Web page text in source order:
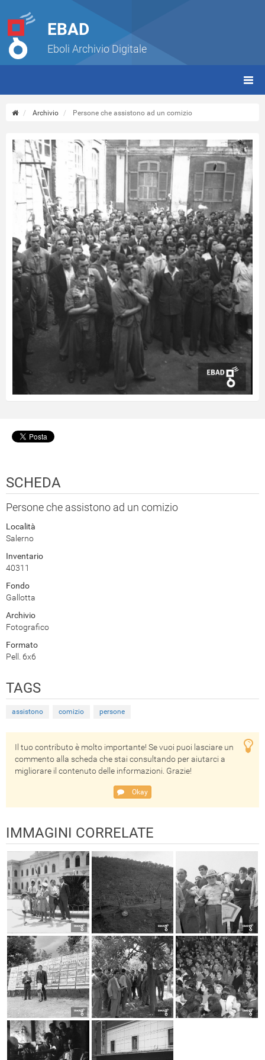
EBAD
Eboli Archivio Digitale
Archivio Persone che assistono ad un comizio
SCHEDA
Persone che assistono ad un comizio
Località
Salerno
Inventario
40311
Fondo
Gallotta
Archivio
Fotografico
Formato
Pell. 6x6
TAGS
assistono comizio persone
Il tuo contributo è molto importante! Se vuoi puoi lasciare un
commento alla scheda che stai consultando per aiutarci a
migliorare il contenuto delle informazioni. Grazie!
Okay
IMMAGINI CORRELATE